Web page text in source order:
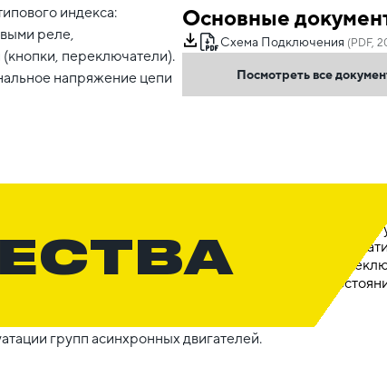
индекса:
реле,
(кнопки, переключатели).
напряжение цепи
Основные
Схема Подключения (PDF,
Посмотреть все
групп асинхронных двигателей.